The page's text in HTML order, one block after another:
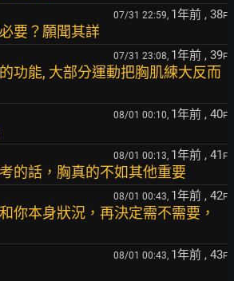
07/31 22:59, 1年前 , 38F
要？願聞其詳
07/31 23:08, 1年前 , 39F
功能, 大部分運動把胸肌練大反而
08/01 00:10, 1年前 , 40F
08/01 00:13, 1年前 , 41 F
的話，胸真的不如其他重要
08/01 00:43, 1年前 , 42F
你本身狀況，再決定需不需要，
08/01 00:43, 1年前 , 43F